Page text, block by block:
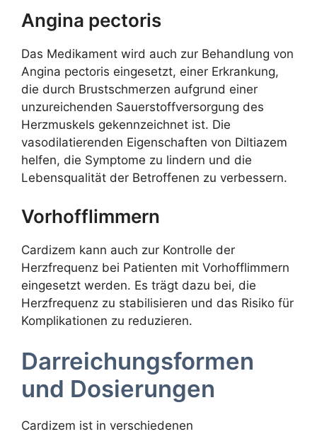
Angina pectoris
Das Medikament wird auch zur Behandlung von
Angina pectoris eingesetzt, einer Erkrankung,
die durch Brustschmerzen aufgrund einer
unzureichenden Sauerstoffversorgung des
Herzmuskels gekennzeichnet ist. Die
vasodilatierenden Eigenschaften von Diltiazem
helfen, die Symptome zu lindern und die
Lebensqualität der Betroffenen zu verbessern.
Vorhofflimmern
Cardizem kann auch zur Kontrolle der
Herzfrequenz bei Patienten mit Vorhofflimmern
eingesetzt werden. Es trägt dazu bei, die
Herzfrequenz zu stabilisieren und das Risiko für
Komplikationen zu reduzieren.
Darreichungsformen
und Dosierungen
Cardizem ist in verschiedenen